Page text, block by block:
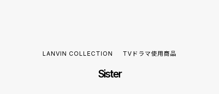
LANVIN COLLECTION TVドラマ使用商品
Sister